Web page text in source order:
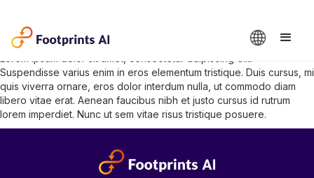
RetailMedia Networks
Suspendisse varius enim in eros elementum tristique. Duis cursus, mi
quis viverra ornare, eros dolor interdum nulla, ut commodo diam
libero vitae erat. Aenean faucibus nibh et justo cursus id rutrum
lorem imperdiet. Nunc ut sem vitae risus tristique posuere.